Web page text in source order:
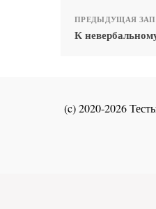
ПРЕДЫДУЩАЯ
К
(c) 2020-2026